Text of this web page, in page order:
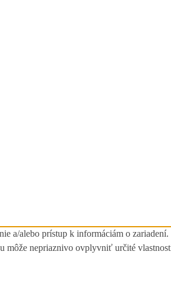
a/alebo prístup k informáciám o
môže nepriaznivo ovplyvniť určité